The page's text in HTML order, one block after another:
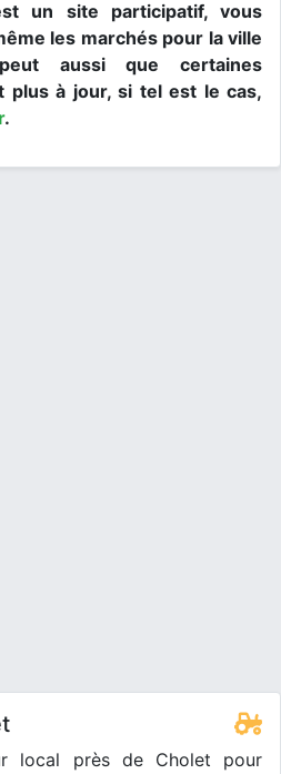
un site participatif, vous
les marchés pour la ville
aussi que certaines
plus à jour, si tel est le cas,
.
local près de Cholet pour